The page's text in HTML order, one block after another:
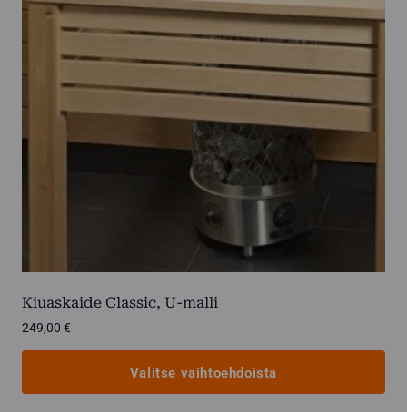
Kiuaskaide Classic, U-malli
249,00 €
Valitse vaihtoehdoista